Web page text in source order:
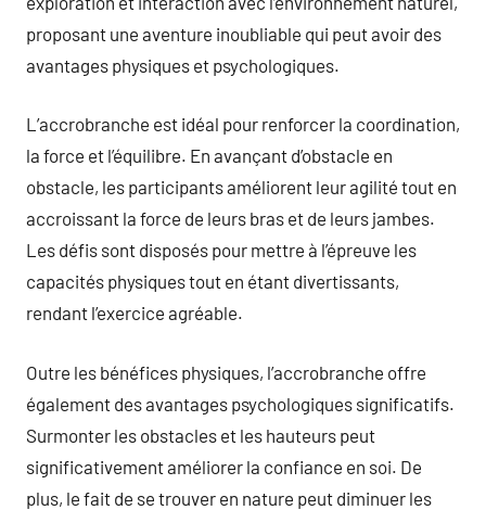
proposant une aventure inoubliable qui peut avoir des
avantages physiques et psychologiques.
L’accrobranche est idéal pour renforcer la coordination,
la force et l’équilibre. En avançant d’obstacle en
obstacle, les participants améliorent leur agilité tout en
accroissant la force de leurs bras et de leurs jambes.
Les défis sont disposés pour mettre à l’épreuve les
capacités physiques tout en étant divertissants,
rendant l’exercice agréable.
Outre les bénéfices physiques, l’accrobranche offre
également des avantages psychologiques significatifs.
Surmonter les obstacles et les hauteurs peut
significativement améliorer la confiance en soi. De
plus, le fait de se trouver en nature peut diminuer les